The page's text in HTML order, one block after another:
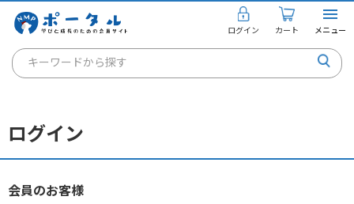
ログイン カート メニュー
キーワードから探す
通信講座
講座を探す
ログイン
会員のお客様